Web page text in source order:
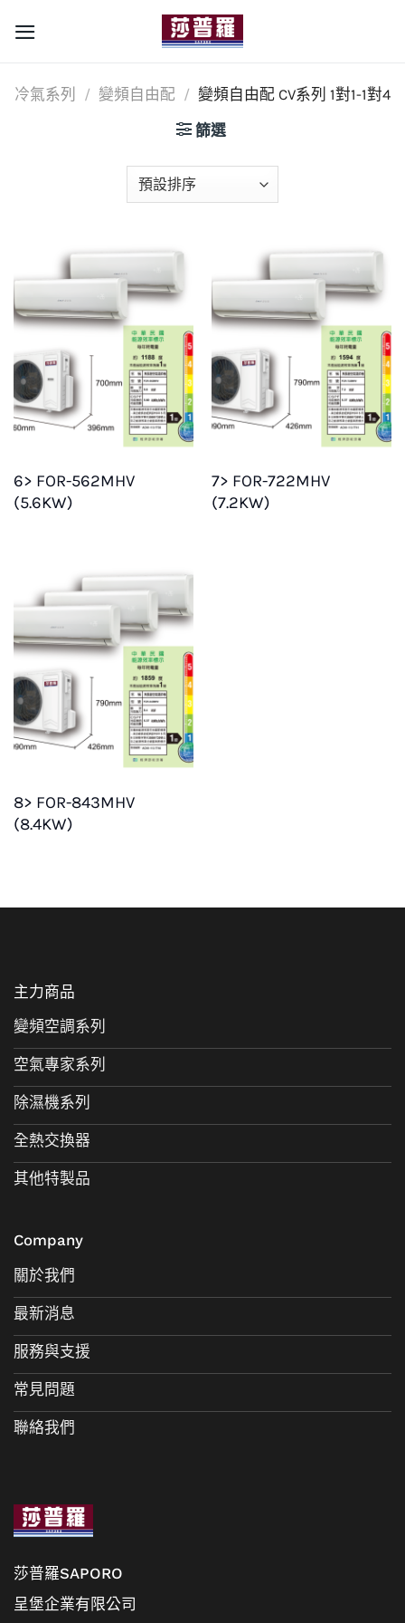
冷氣系列 / 變頻自由配 / 變頻自由配 CV系列 1對1-1對4
篩選
6> FOR-562MHV
(5.6KW)
7> FOR-722MHV
(7.2KW)
8> FOR-843MHV
(8.4KW)
莎普羅SAPORO
呈堡企業有限公司
主力商品
變頻空調系列
空氣專家系列
除濕機系列
全熱交換器
其他特製品
Company
關於我們
最新消息
服務與支援
常見問題
聯絡我們